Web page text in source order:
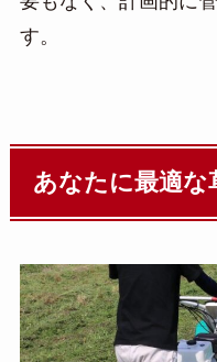
す。
あなたに最適な